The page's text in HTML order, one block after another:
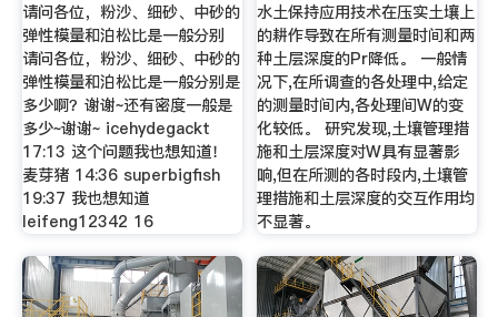
请问各位，粉沙、细砂、中砂的
弹性模量和泊松比是一般分别
请问各位，粉沙、细砂、中砂的
弹性模量和泊松比是一般分别是
多少啊？谢谢~还有密度一般是
多少~谢谢~ icehydegackt
17:13 这个问题我也想知道！
麦芽猪 14:36 superbigfish
19:37 我也想知道
leifeng12342 16
水土保持应用技术在压实土壤上
的耕作导致在所有测量时间和两
种土层深度的Pr降低。 一般情
况下,在所调查的各处理中,给定
的测量时间内,各处理间W的变
化较低。 研究发现,土壤管理措
施和土层深度对W具有显著影
响,但在所测的各时段内,土壤管
理措施和土层深度的交互作用均
不显著。